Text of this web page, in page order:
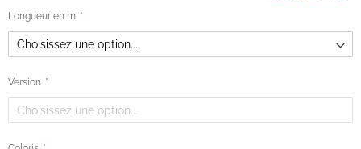
Longueur en m
Version
CGV
Paiement en 3x sans frais
Livraison & retours